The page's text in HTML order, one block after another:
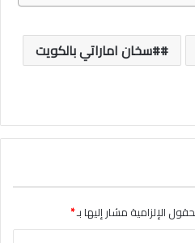
#سخان اماراتي بالكويت
الإلزامية مشار إليها بـ*